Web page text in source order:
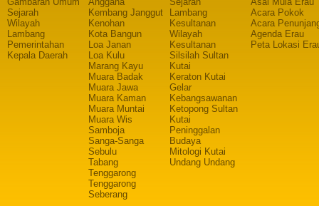
Sejarah
Wilayah
Lambang
Pemerintahan
Kepala Daerah
Kembang Janggut
Kenohan
Kota Bangun
Loa Janan
Loa Kulu
Marang Kayu
Muara Badak
Muara Jawa
Muara Kaman
Muara Muntai
Muara Wis
Samboja
Sanga-Sanga
Sebulu
Tabang
Tenggarong
Tenggarong
Seberang
Lambang
Kesultanan
Wilayah
Kesultanan
Silsilah Sultan
Kutai
Keraton Kutai
Gelar
Kebangsawanan
Ketopong Sultan
Kutai
Peninggalan
Budaya
Mitologi Kutai
Undang Undang
Acara Pokok
Acara
Agenda Erau
Peta Lokasi